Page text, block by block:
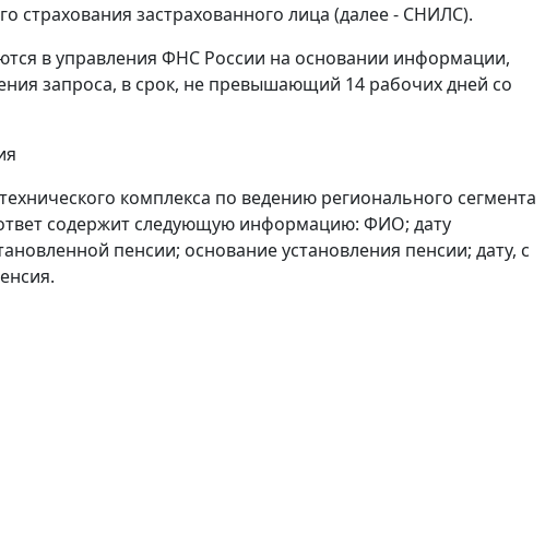
страхования застрахованного лица (далее - СНИЛС).
в управления ФНС России на основании информации,
запроса, в срок, не превышающий 14 рабочих дней со
комплекса по ведению регионального сегмента
содержит следующую информацию: ФИО; дату
пенсии; основание установления пенсии; дату, с